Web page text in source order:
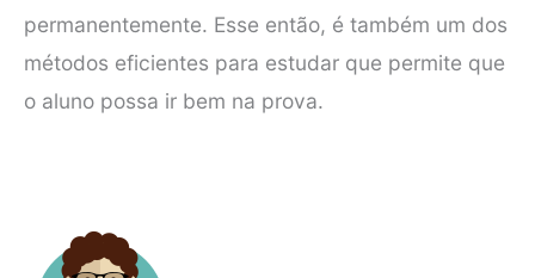
permanentemente. Esse então, é também um dos
métodos eficientes para estudar que permite que
o aluno possa ir bem na prova.